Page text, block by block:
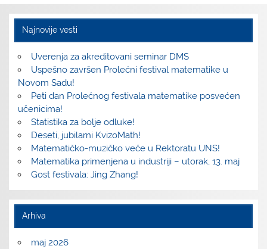
Najnovije vesti
Uverenja za akreditovani seminar DMS
Uspešno završen Prolećni festival matematike u
Novom Sadu!
Peti dan Prolećnog festivala matematike posvećen
učenicima!
Statistika za bolje odluke!
Deseti, jubilarni KvizoMath!
Matematičko-muzičko veče u Rektoratu UNS!
Matematika primenjena u industriji – utorak, 13. maj
Gost festivala: Jing Zhang!
Arhiva
maj 2026